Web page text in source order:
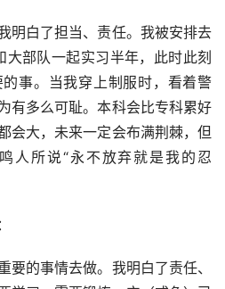
明白了担当、责任。我被安排去
大部队一起实习半年，此时此刻
事。当我穿上制服时，看着警
有多么可耻。本科会比专科累好
会大，未来一定会布满荆棘，但
人所说“永不放弃就是我的忍
要的事情去做。我明白了责任、